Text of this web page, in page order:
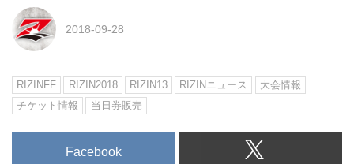
2018-09-28
RIZINFF RIZIN2018 RIZIN13 RIZINニュース
大会情報
チケット情報
当日券販売
Facebook